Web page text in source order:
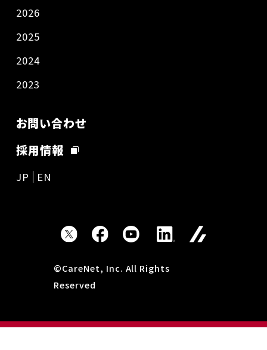
2026
2025
2024
2023
お問い合わせ
採用情報
JP EN
©CareNet, Inc. All Rights
Reserved